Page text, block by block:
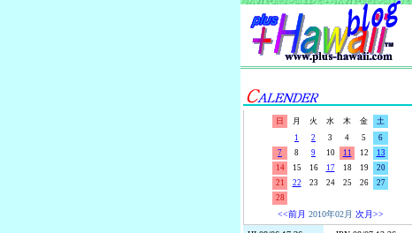
日 月 火 水 木 金
土
1
2 3 4 5
6
7
8 9 10 11 12
13
14
15 16 17 18 19
20
21
22 23 24 25 26
27
28
<<前月 2010年02月 次月>>